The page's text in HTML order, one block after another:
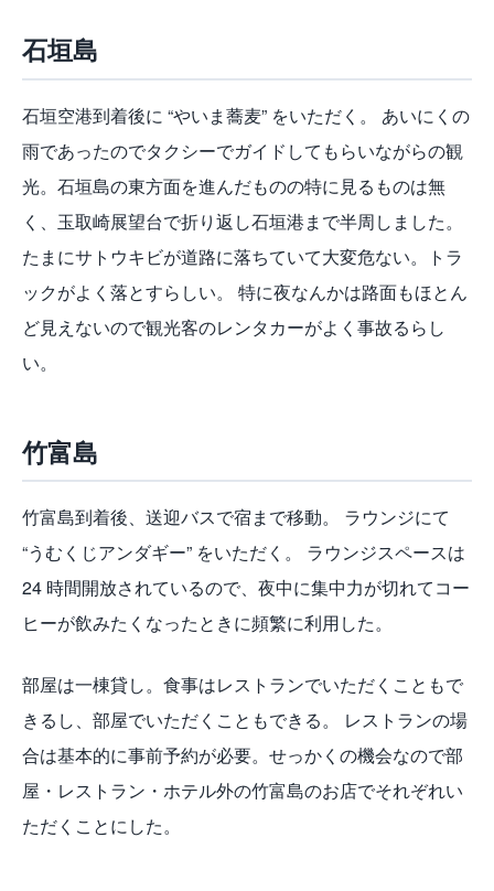
石垣島
石垣空港到着後に “やいま蕎麦” をいただく。 あいにくの
雨であったのでタクシーでガイドしてもらいながらの観
光。石垣島の東方面を進んだものの特に見るものは無
く、玉取崎展望台で折り返し石垣港まで半周しました。
たまにサトウキビが道路に落ちていて大変危ない。トラ
ックがよく落とすらしい。 特に夜なんかは路面もほとん
ど見えないので観光客のレンタカーがよく事故るらし
い。
竹富島
竹富島到着後、送迎バスで宿まで移動。 ラウンジにて
“うむくじアンダギー” をいただく。 ラウンジスペースは
24 時間開放されているので、夜中に集中力が切れてコー
ヒーが飲みたくなったときに頻繁に利用した。
部屋は一棟貸し。食事はレストランでいただくこともで
きるし、部屋でいただくこともできる。 レストランの場
合は基本的に事前予約が必要。せっかくの機会なので部
屋・レストラン・ホテル外の竹富島のお店でそれぞれい
ただくことにした。